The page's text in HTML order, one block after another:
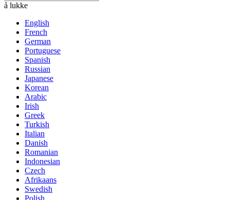
å lukke
English
French
German
Portuguese
Spanish
Russian
Japanese
Korean
Arabic
Irish
Greek
Turkish
Italian
Danish
Romanian
Indonesian
Czech
Afrikaans
Swedish
Polish